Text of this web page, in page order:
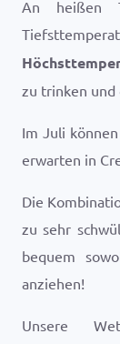
An heißen
zu trinken und
Im Juli
erwarten in
Die
zu sehr
bequem
anziehen!
Unsere